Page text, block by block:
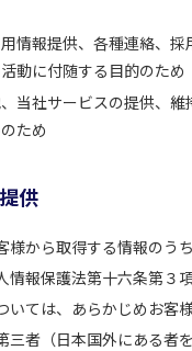
情報提供、各種連絡、採
動に付随する目的のため
当社サービスの提供、維
ため
供
様から取得する情報のう
情報保護法第十六条第３
いては、あらかじめお客
三者（日本国外にある者